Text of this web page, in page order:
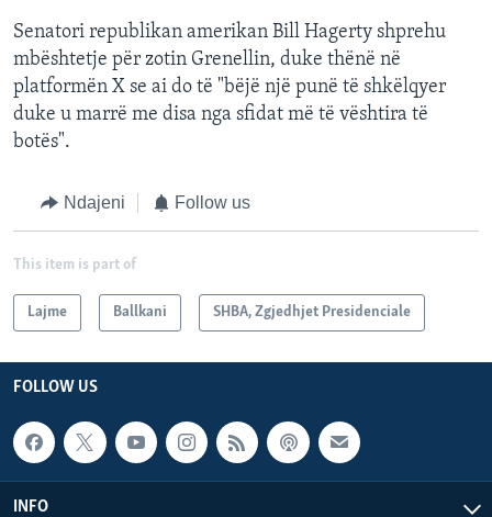
Senatori republikan amerikan Bill Hagerty shprehu
mbështetje për zotin Grenellin, duke thënë në
platformën X se ai do të "bëjë një punë të shkëlqyer
duke u marrë me disa nga sfidat më të vështira të
botës".
Ndajeni Follow us
This item is part of
Lajme Ballkani SHBA, Zgjedhjet Presidenciale
FOLLOW US
INFO